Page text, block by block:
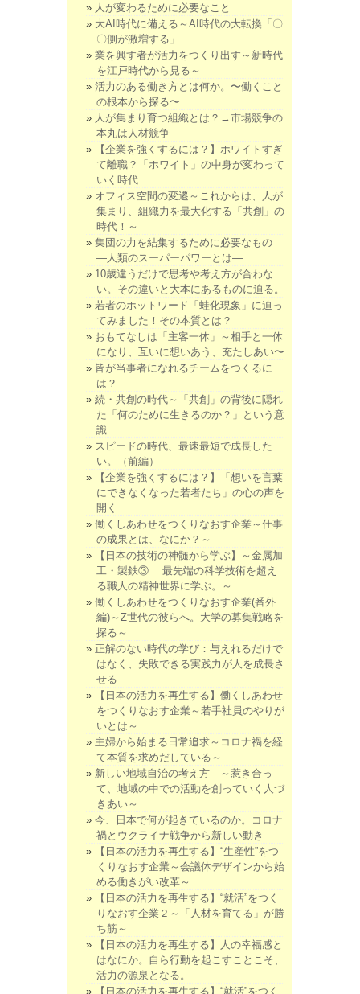
人が変わるために必要なこと
大AI時代に備える～AI時代の大転換「〇
〇側が激増する」
業を興す者が活力をつくり出す～新時代
を江戸時代から見る～
活力のある働き方とは何か。〜働くこと
の根本から探る〜
人が集まり育つ組織とは？→市場競争の
本丸は人材競争
【企業を強くするには？】ホワイトすぎ
て離職？「ホワイト」の中身が変わって
いく時代
オフィス空間の変遷～これからは、人が
集まり、組織力を最大化する「共創」の
時代！～
集団の力を結集するために必要なもの
―人類のスーパーパワーとは―
10歳違うだけで思考や考え方が合わな
い。その違いと大本にあるものに迫る。
若者のホットワード「蛙化現象」に迫っ
てみました！その本質とは？
おもてなしは「主客一体」～相手と一体
になり、互いに想いあう、充たしあい〜
皆が当事者になれるチームをつくるに
は？
続・共創の時代～「共創」の背後に隠れ
た「何のために生きるのか？」という意
識
スピードの時代、最速最短で成長した
い。（前編）
【企業を強くするには？】「想いを言葉
にできなくなった若者たち」の心の声を
開く
働くしあわせをつくりなおす企業～仕事
の成果とは、なにか？～
【日本の技術の神髄から学ぶ】～金属加
工・製鉄③ 最先端の科学技術を超え
る職人の精神世界に学ぶ。～
働くしあわせをつくりなおす企業(番外
編)～Z世代の彼らへ。大学の募集戦略を
探る～
正解のない時代の学び：与えれるだけで
はなく、失敗できる実践力が人を成長さ
せる
【日本の活力を再生する】働くしあわせ
をつくりなおす企業～若手社員のやりが
いとは～
主婦から始まる日常追求～コロナ禍を経
て本質を求めだしている～
新しい地域自治の考え方 ～惹き合っ
て、地域の中での活動を創っていく人づ
きあい～
今、日本で何が起きているのか。コロナ
禍とウクライナ戦争から新しい動き
【日本の活力を再生する】“生産性”をつ
くりなおす企業～会議体デザインから始
める働きがい改革～
【日本の活力を再生する】“就活”をつく
りなおす企業２～「人材を育てる」が勝
ち筋～
【日本の活力を再生する】人の幸福感と
はなにか。自ら行動を起こすことこそ、
活力の源泉となる。
【日本の活力を再生する】“就活”をつく